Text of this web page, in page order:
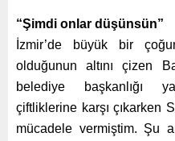
“Şimdi onlar düşünsün”
İzmir’de büyük bir
olduğunun altını çizen
belediye başkanlığı
çiftliklerine karşı çıkarken
mücadele vermiştim. Şu